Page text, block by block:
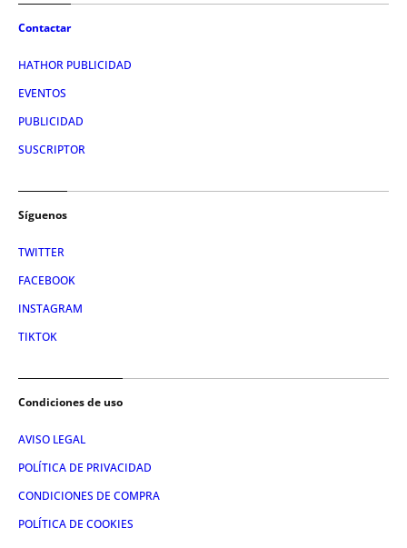
Contactar
HATHOR PUBLICIDAD
EVENTOS
PUBLICIDAD
SUSCRIPTOR
Síguenos
TWITTER
FACEBOOK
INSTAGRAM
TIKTOK
Condiciones de uso
AVISO LEGAL
POLÍTICA DE PRIVACIDAD
CONDICIONES DE COMPRA
POLÍTICA DE COOKIES